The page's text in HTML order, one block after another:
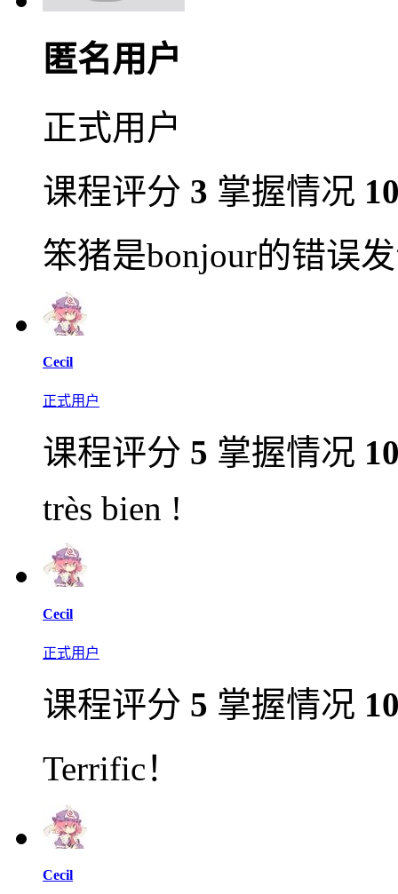
匿名用户
正式用户
课程评分 3 掌握情况
笨猪是bonjour的错误
Cecil
正式用户
课程评分 5 掌握情况
très bien !
Cecil
正式用户
课程评分 5 掌握情况
Terrific！
Cecil